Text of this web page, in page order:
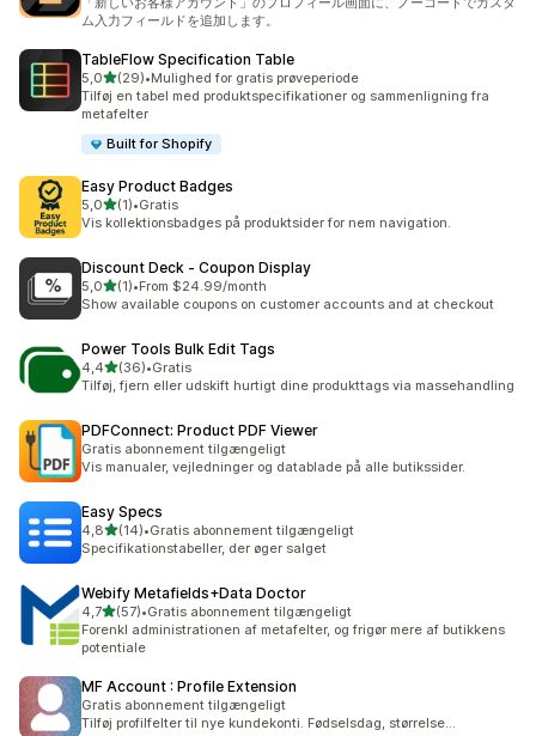
ム入力フィールドを追加します。
TableFlow Specification Table
5,0ud af 5 stjerner
(29)
29 anmeldelser i alt
•Mulighed for gratis prøveperiode
Tilføj en tabel med produktspecifikationer og sammenligning fra
metafelter
Built for Shopify
Easy Product Badges
5,0ud af 5 stjerner
(1)
1 anmeldelser i alt
•Gratis
Vis kollektionsbadges på produktsider for nem navigation.
Discount Deck ‑ Coupon Display
5,0ud af 5 stjerner
(1)
1 anmeldelser i alt
•From $24.99/month
Show available coupons on customer accounts and at checkout
Power Tools Bulk Edit Tags
4,4ud af 5 stjerner
(36)
36 anmeldelser i alt
•Gratis
Tilføj, fjern eller udskift hurtigt dine produkttags via massehandling
PDFConnect: Product PDF Viewer
Gratis abonnement tilgængeligt
Vis manualer, vejledninger og datablade på alle butikssider.
Easy Specs
4,8ud af 5 stjerner
(14)
14 anmeldelser i alt
•Gratis abonnement tilgængeligt
Specifikationstabeller, der øger salget
Webify Metafields+Data Doctor
4,7ud af 5 stjerner
(57)
57 anmeldelser i alt
•Gratis abonnement tilgængeligt
Forenkl administrationen af metafelter, og frigør mere af butikkens
potentiale
MF Account : Profile Extension
Gratis abonnement tilgængeligt
Tilføj profilfelter til nye kundekonti. Fødselsdag, størrelse...